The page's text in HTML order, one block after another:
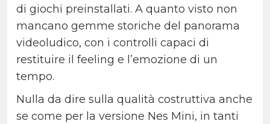
di giochi preinstallati. A quanto visto non
mancano gemme storiche del panorama
videoludico, con i controlli capaci di
restituire il feeling e l’emozione di un
tempo.
Nulla da dire sulla qualità costruttiva anche
se come per la versione Nes Mini, in tanti